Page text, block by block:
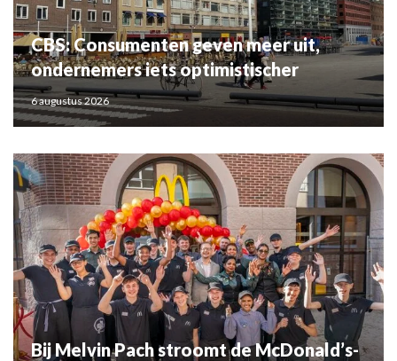
CBS: Consumenten geven meer uit,
ondernemers iets optimistischer
6 augustus 2026
Bij Melvin Pach stroomt de McDonald’s-